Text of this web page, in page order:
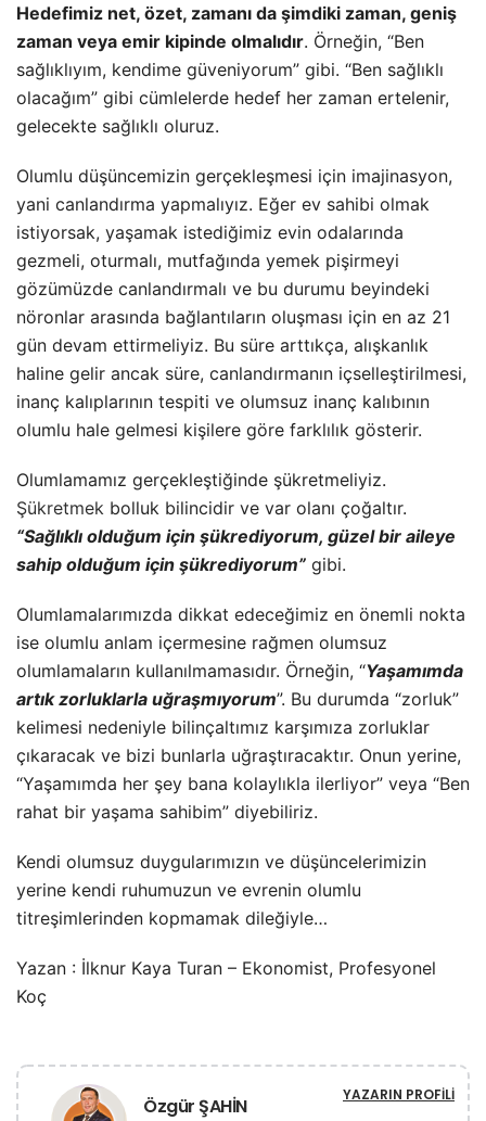
Hedefimiz net, özet, zamanı da şimdiki zaman, geniş
zaman veya emir kipinde olmalıdır. Örneğin, “Ben
sağlıklıyım, kendime güveniyorum” gibi. “Ben sağlıklı
olacağım” gibi cümlelerde hedef her zaman ertelenir,
gelecekte sağlıklı oluruz.
Olumlu düşüncemizin gerçekleşmesi için imajinasyon,
yani canlandırma yapmalıyız. Eğer ev sahibi olmak
istiyorsak, yaşamak istediğimiz evin odalarında
gezmeli, oturmalı, mutfağında yemek pişirmeyi
gözümüzde canlandırmalı ve bu durumu beyindeki
nöronlar arasında bağlantıların oluşması için en az 21
gün devam ettirmeliyiz. Bu süre arttıkça, alışkanlık
haline gelir ancak süre, canlandırmanın içselleştirilmesi,
inanç kalıplarının tespiti ve olumsuz inanç kalıbının
olumlu hale gelmesi kişilere göre farklılık gösterir.
Olumlamamız gerçekleştiğinde şükretmeliyiz.
Şükretmek bolluk bilincidir ve var olanı çoğaltır.
“Sağlıklı olduğum için şükrediyorum, güzel bir aileye
sahip olduğum için şükrediyorum” gibi.
Olumlamalarımızda dikkat edeceğimiz en önemli nokta
ise olumlu anlam içermesine rağmen olumsuz
olumlamaların kullanılmamasıdır. Örneğin, “Yaşamımda
artık zorluklarla uğraşmıyorum”. Bu durumda “zorluk”
kelimesi nedeniyle bilinçaltımız karşımıza zorluklar
çıkaracak ve bizi bunlarla uğraştıracaktır. Onun yerine,
“Yaşamımda her şey bana kolaylıkla ilerliyor” veya “Ben
rahat bir yaşama sahibim” diyebiliriz.
Kendi olumsuz duygularımızın ve düşüncelerimizin
yerine kendi ruhumuzun ve evrenin olumlu
titreşimlerinden kopmamak dileğiyle…
Yazan : İlknur Kaya Turan – Ekonomist, Profesyonel
Koç
Özgür ŞAHİN YAZARIN PROFILI